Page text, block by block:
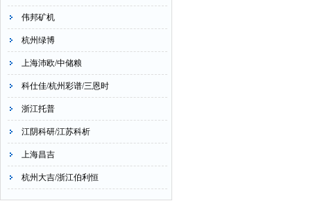
伟邦矿机
杭州绿博
上海沛欧/中储粮
科仕佳/杭州彩谱/三恩时
浙江托普
江阴科研/江苏科析
上海昌吉
杭州大吉/浙江伯利恒